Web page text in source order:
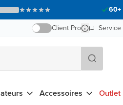
60+
Client Pro
Accessoires Outlet